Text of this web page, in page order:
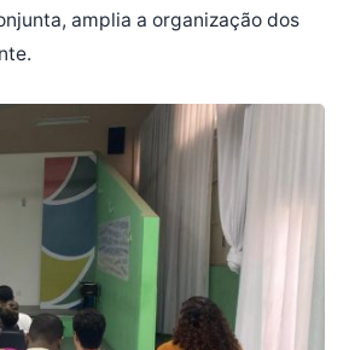
amplia a organização dos